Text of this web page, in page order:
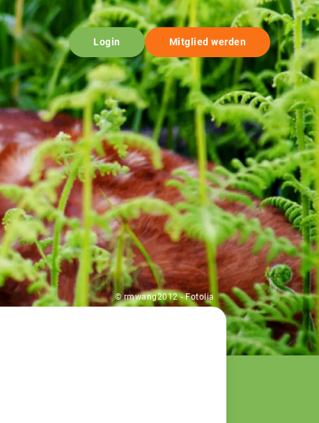
Login Mitglied werden
© rmwang2012 - Fotolia